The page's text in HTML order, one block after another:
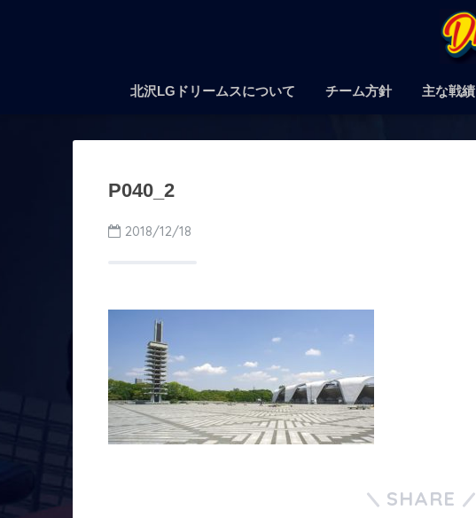
北沢LGドリームスについて チーム方針 主な戦績
P040_2
2018/12/18
SHARE